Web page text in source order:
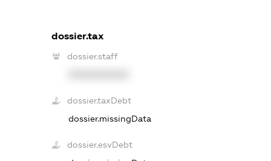
dossier.tax
dossier.staff
dossier.taxDebt
dossier.missingData
dossier.esvDebt